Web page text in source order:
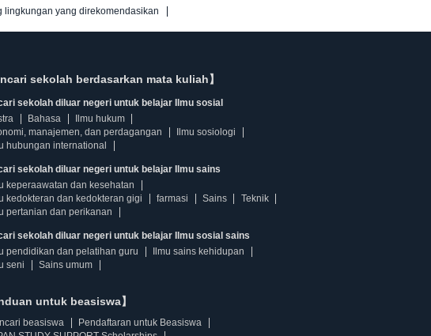
lingkungan yang direkomendasikan
sekolah berdasarkan mata kuliah】
sekolah diluar negeri untuk belajar Ilmu sosial
Bahasa
Ilmu hukum
manajemen, dan perdagangan
Ilmu sosiologi
hubungan international
sekolah diluar negeri untuk belajar Ilmu sains
keperaawatan dan kesehatan
kedokteran dan kedokteran gigi
farmasi Sains
Teknik
pertanian dan perikanan
sekolah diluar negeri untuk belajar Ilmu sosial sains
pendidikan dan pelatihan guru
Ilmu sains kehidupan
seni
Sains umum
untuk beasiswa】
beasiswa
Pendaftaran untuk Beasiswa